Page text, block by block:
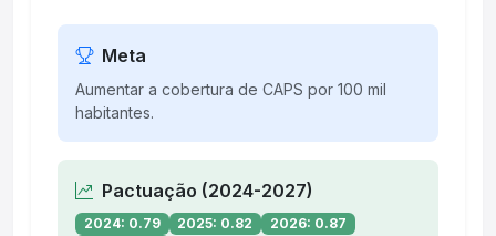
Meta
Aumentar a cobertura de CAPS por 100 mil
habitantes.
Pactuação (2024-2027)
2024: 0.79 2025: 0.82
2026: 0.87